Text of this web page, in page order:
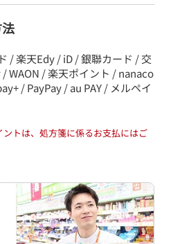
/ 楽天Edy / iD / 銀聯カード / 交
WAON / 楽天ポイント / nanaco
/ PayPay / au PAY / メルペイ
ントは、処方箋に係るお支払にはご